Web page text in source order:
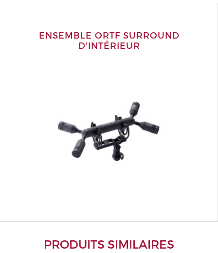
ENSEMBLE ORTF SURROUND
D'INTÉRIEUR
PRODUITS SIMILAIRES